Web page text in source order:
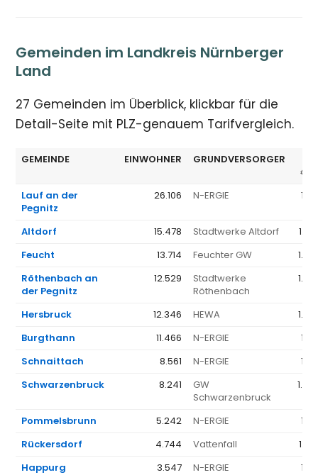
Gemeinden im Landkreis Nürnberger
Land
27 Gemeinden im Überblick, klickbar für die
Detail-Seite mit PLZ-genauem Tarifvergleich.
GEMEINDE EINWOHNER GRUNDVERSORGER
€/
Lauf an der
Pegnitz
26.106 N-ERGIE
Altdorf 15.478 Stadtwerke Altdorf
Feucht
13.714 Feuchter GW
Röthenbach an
der Pegnitz
12.529
Stadtwerke
Röthenbach
Hersbruck 12.346 HEWA
Burgthann
11.466 N-ERGIE
Schnaittach
8.561 N-ERGIE
Schwarzenbruck
8.241
GW
Schwarzenbruck
Pommelsbrunn 5.242 N-ERGIE
Rückersdorf
4.744 Vattenfall
Happurg
3.547 N-ERGIE